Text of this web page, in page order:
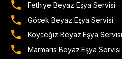
Fethiye Beyaz Eşya Servisi
Göcek Beyaz Eşya Servisi
Köyceğiz Beyaz Eşya Servisi
Marmaris Beyaz Eşya Servisi